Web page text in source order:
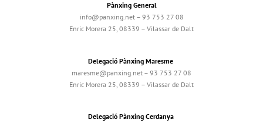
Pànxing General
info@panxing.net – 93 753 27 08
Enric Morera 25, 08339 – Vilassar de Dalt
Delegació Pànxing Maresme
maresme@panxing.net – 93 753 27 08
Enric Morera 25, 08339 – Vilassar de Dalt
Delegació Pànxing Cerdanya